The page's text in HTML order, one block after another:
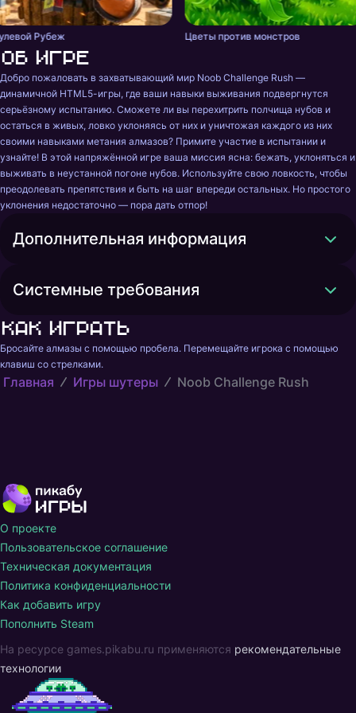
Рубеж Цветы против монстров
Об игре
Добро пожаловать в захватывающий мир Noob Challenge Rush —
динамичной HTML5-игры, где ваши навыки выживания подвергнутся
серьёзному испытанию. Сможете ли вы перехитрить полчища нубов и
остаться в живых, ловко уклоняясь от них и уничтожая каждого из них
своими навыками метания алмазов? Примите участие в испытании и
узнайте! В этой напряжённой игре ваша миссия ясна: бежать, уклоняться и
выживать в неустанной погоне нубов. Используйте свою ловкость, чтобы
преодолевать препятствия и быть на шаг впереди остальных. Но простого
уклонения недостаточно — пора дать отпор!
Дополнительная информация
Системные требования
Как играть
Бросайте алмазы с помощью пробела. Перемещайте игрока с помощью
клавиш со стрелками.
Главная Игры шутеры Noob Challenge Rush
О проекте
Пользовательское соглашение
Техническая документация
Политика конфиденциальности
Как добавить игру
Пополнить Steam
На ресурсе games.pikabu.ru применяются рекомендательные
технологии